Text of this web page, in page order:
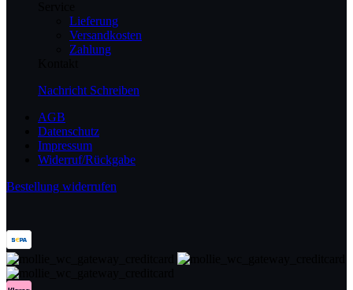
Lieferung
Versandkosten
Zahlung
Nachricht Schreiben
AGB
Datenschutz
Impressum
Widerruf/Rückgabe
Bestellung widerrufen